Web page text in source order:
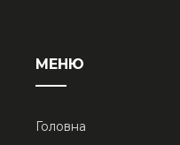
МЕНЮ
Головна